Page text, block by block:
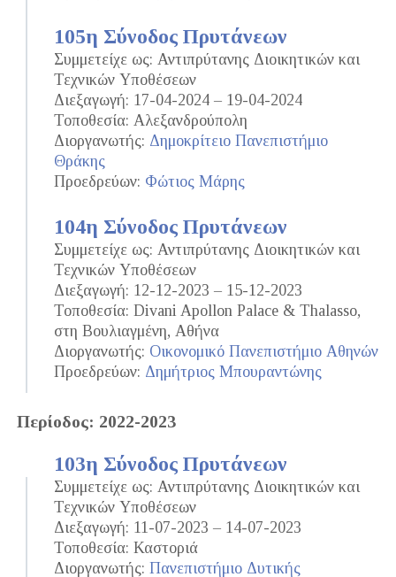
105η Σύνοδος Πρυτάνεων
Συμμετείχε ως: Αντιπρύτανης Διοικητικών και
Τεχνικών Υποθέσεων
Διεξαγωγή: 17-04-2024 – 19-04-2024
Τοποθεσία: Αλεξανδρούπολη
Διοργανωτής: Δημοκρίτειο Πανεπιστήμιο
Θράκης
Προεδρεύων: Φώτιος Μάρης
104η Σύνοδος Πρυτάνεων
Συμμετείχε ως: Αντιπρύτανης Διοικητικών και
Τεχνικών Υποθέσεων
Διεξαγωγή: 12-12-2023 – 15-12-2023
Τοποθεσία: Divani Apollon Palace & Thalasso,
στη Βουλιαγμένη, Αθήνα
Διοργανωτής: Οικονομικό Πανεπιστήμιο Αθηνών
Προεδρεύων: Δημήτριος Μπουραντώνης
Περίοδος: 2022-2023
103η Σύνοδος Πρυτάνεων
Συμμετείχε ως: Αντιπρύτανης Διοικητικών και
Τεχνικών Υποθέσεων
Διεξαγωγή: 11-07-2023 – 14-07-2023
Τοποθεσία: Καστοριά
Διοργανωτής: Πανεπιστήμιο Δυτικής